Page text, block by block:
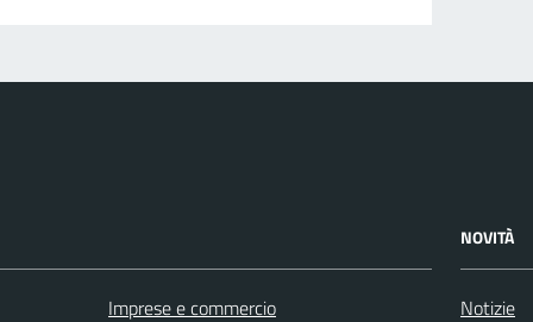
Imprese e commercio
NOVITÀ
Notizie